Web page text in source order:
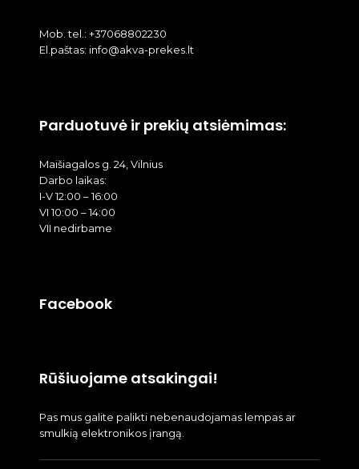
Mob. tel.: +37068802230
El.paštas: info@akva-prekes.lt
Parduotuvė ir prekių atsiėmimas:
Maišiagalos g. 24, Vilnius
Darbo laikas:
I-V 12:00 – 16:00
VI 10:00 – 14:00
VII nedirbame
Facebook
Rūšiuojame atsakingai!
Pas mus galite palikti nebenaudojamas lempas ar
smulkią elektronikos įrangą.